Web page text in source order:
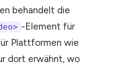
behandelt die
-Element für
Plattformen wie
dort erwähnt, wo